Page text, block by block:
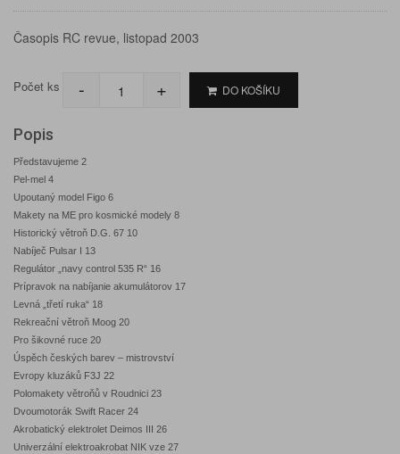
Časopis RC revue, listopad 2003
Počet ks - + DO KOŠÍKU
Popis
Představujeme 2
Pel-mel 4
Upoutaný model Figo 6
Makety na ME pro kosmické modely 8
Historický větroň D.G. 67 10
Nabíječ Pulsar I 13
Regulátor „navy control 535 R“ 16
Prípravok na nabíjanie akumulátorov 17
Levná „třetí ruka“ 18
Rekreační větroň Moog 20
Pro šikovné ruce 20
Úspěch českých barev – mistrovství
Evropy kluzáků F3J 22
Polomakety větroňů v Roudnici 23
Dvoumotorák Swift Racer 24
Akrobatický elektrolet Deimos III 26
Univerzální elektroakrobat NIK vze 27